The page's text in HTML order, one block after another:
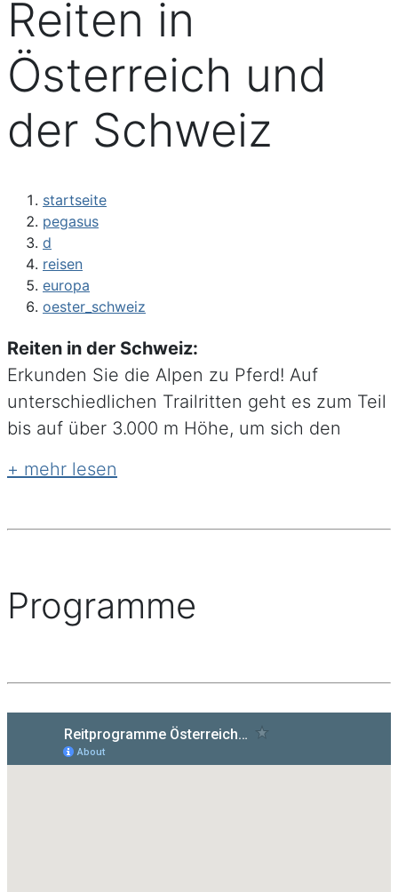
Reiten in
Österreich und
der Schweiz
startseite
pegasus
d
reisen
europa
oester_schweiz
Reiten in der Schweiz:
Erkunden Sie die Alpen zu Pferd! Auf
unterschiedlichen Trailritten geht es zum Teil
bis auf über 3.000 m Höhe, um sich den
Spektakuläre Ausblicke auf den Mont Blanc,
nach Jahreszeit ein einmaliges Reiterlebnis,
trittsicheren Freibergern! Als Unterkünfte
dienen landestypische Berghütten und
Dreiländereck mit Österreich und Südtirol
unternehmen. Bei den Wanderritten im Wallis
Programme